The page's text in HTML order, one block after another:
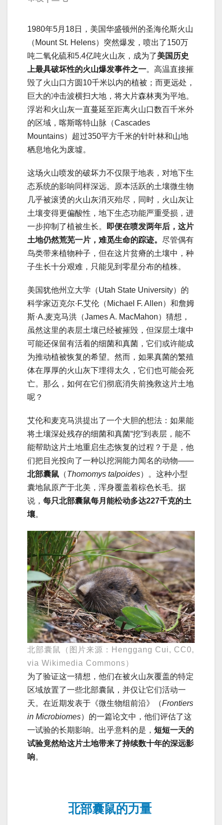
1980年5月18日，美国华盛顿州的圣海伦斯火山
（Mount St. Helens）突然爆发，喷出了150万
吨二氧化硫和5.4亿吨火山灰，成为了美国历史
上最具破坏性的火山爆发事件之一。高温直接摧
毁了火山口方圆10千米以内的植被；而更远处，
巨大的冲击波横扫大地，将大片森林夷为平地。
浮岩和火山灰一直蔓延至距离火山口数百千米外
的区域，喀斯喀特山脉（Cascades
Mountains）超过350平方千米的针叶林和山地
栖息地化为废墟。
这场火山喷发的破坏力不仅限于地表，对地下生
态系统的影响同样深远。原本活跃的土壤微生物
几乎被滚烫的火山灰消灭殆尽，同时，火山灰让
土壤变得更偏酸性，地下生态功能严重受损，进
一步抑制了植被生长。
即便在喷发两年后，这片
土地仍然荒芜一片，难觅生命的踪迹。 尽管偶有
鸟类带来植物种子，但在这片贫瘠的土壤中，种
子生长十分艰难，只能见到零星分布的植株。
美国犹他州立大学（Utah State University）的
科学家迈克尔·F.艾伦（Michael F. Allen）和詹姆
斯·A.麦克马洪（James A. MacMahon）猜想，
虽然这里的表层土壤已经被摧毁，但深层土壤中
可能还保留有活着的细菌和真菌，它们或许能成
为推动植被恢复的希望。然而，如果真菌的繁殖
体在厚厚的火山灰下埋得太久，它们也可能会死
亡。那么，如何在它们彻底消失前挽救这片土地
呢？
艾伦和麦克马洪提出了一个大胆的想法：如果能
将土壤深处残存的细菌和真菌“挖”到表层，能不
能帮助这片土地重启生态恢复的过程？于是，他
们把目光投向了一种以挖洞能力闻名的动物——
北部囊鼠 （Thomomys talpoides）。这种小型
囊地鼠原产于北美，浑身覆盖着棕色长毛。据
说， 每只北部囊鼠每月能松动多达227千克的土
壤。
北部囊鼠（图片来源：Henggang Cui, CC0,
via Wikimedia Commons）
为了验证这一猜想，他们在被火山灰覆盖的特定
区域放置了一些北部囊鼠，并仅让它们活动一
天。在近期发表于《微生物组前沿》（Frontiers
in Microbiomes）的一篇论文中，他们评估了这
一试验的长期影响。出乎意料的是， 短短一天的
试验竟然给这片土地带来了持续数十年的深远影
响。
北部囊鼠的力量